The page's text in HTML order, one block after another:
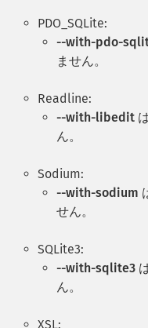
PDO_SQLite:
--with-pdo-
ません。
Readline:
--with-libedit
ん。
Sodium:
--with-sodium
せん。
SQLite3:
--with-sqlite3
ん。
XSL: